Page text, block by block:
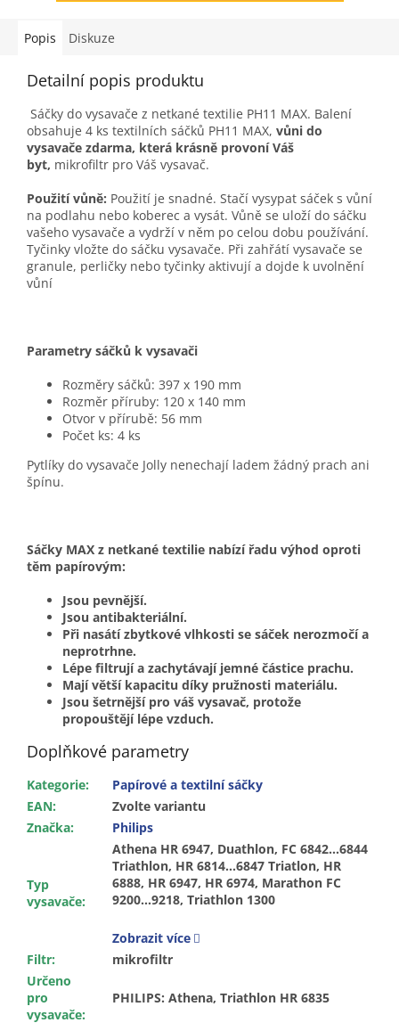
Popis Diskuze
Detailní popis produktu
Sáčky do vysavače z netkané textilie PH11 MAX. Balení
obsahuje 4 ks textilních sáčků PH11 MAX, vůni do
vysavače zdarma, která krásně provoní Váš
byt, mikrofiltr pro Váš vysavač.
Použití vůně: Použití je snadné. Stačí vysypat sáček s vůní
na podlahu nebo koberec a vysát. Vůně se uloží do sáčku
vašeho vysavače a vydrží v něm po celou dobu používání.
Tyčinky vložte do sáčku vysavače. Při zahřátí vysavače se
granule, perličky nebo tyčinky aktivují a dojde k uvolnění
vůní
Parametry sáčků k vysavači
Rozměry sáčků: 397 x 190 mm
Rozměr příruby: 120 x 140 mm
Otvor v přírubě: 56 mm
Počet ks: 4 ks
Pytlíky do vysavače Jolly nenechají ladem žádný prach ani
špínu.
Sáčky MAX z netkané textilie nabízí řadu výhod oproti
těm papírovým:
Jsou pevnější.
Jsou antibakteriální.
Při nasátí zbytkové vlhkosti se sáček nerozmočí a
neprotrhne.
Lépe filtrují a zachytávají jemné částice prachu.
Mají větší kapacitu díky pružnosti materiálu.
Jsou šetrnější pro váš vysavač, protože
propouštějí lépe vzduch.
Doplňkové parametry
Kategorie:
Papírové a textilní sáčky
EAN:
Zvolte variantu
Značka: Philips
Typ
vysavače:
Athena HR 6947, Duathlon, FC 6842…6844
Triathlon, HR 6814…6847 Triatlon, HR
6888, HR 6947, HR 6974, Marathon FC
9200…9218, Triathlon 1300
Zobrazit více
Filtr:
mikrofiltr
Určeno
pro
vysavače:
PHILIPS: Athena, Triathlon HR 6835